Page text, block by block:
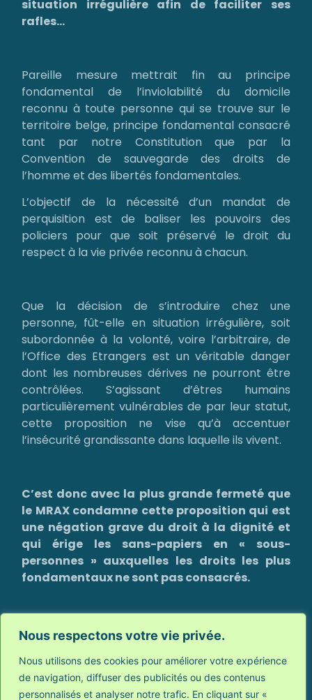
Nous respectons votre vie privée.
Nous utilisons des cookies pour améliorer votre expérience
de navigation, diffuser des publicités ou des contenus
personnalisés et analyser notre trafic. En cliquant sur «
situation irrégulière afin de faciliter ses
rafles…
Pareille mesure mettrait fin au principe
fondamental de l’inviolabilité du domicile
reconnu à toute personne qui se trouve sur le
territoire belge, principe fondamental consacré
tant par notre Constitution que par la
Convention de sauvegarde des droits de
l’homme et des libertés fondamentales.
L’objectif de la nécessité d’un mandat de
perquisition est de baliser les pouvoirs des
policiers pour que soit préservé le droit du
respect à la vie privée reconnu à chacun.
Que la décision de s’introduire chez une
personne, fût-elle en situation irrégulière, soit
subordonnée à la volonté, voire l’arbitraire, de
l’Office des Etrangers est un véritable danger
dont les nombreuses dérives ne pourront être
contrôlées. S’agissant d’êtres humains
particulièrement vulnérables de par leur statut,
cette proposition ne vise qu’à accentuer
l’insécurité grandissante dans laquelle ils vivent.
C’est donc avec la plus grande fermeté que
le MRAX condamne cette proposition qui est
une négation grave du droit à la dignité et
qui érige les sans-papiers en « sous-
personnes » auxquelles les droits les plus
fondamentaux ne sont pas consacrés.
Probablement s’agit-il, en définitive, de la
nouvelle définition de l’Etat de droit que notre
nouveau gouvernement et son administration
entendent appliquer à notre Royaume…Auquel